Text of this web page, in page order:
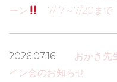
ーン
7/17～7/20まで
2026.07.16 おかき先
イン会のお知らせ